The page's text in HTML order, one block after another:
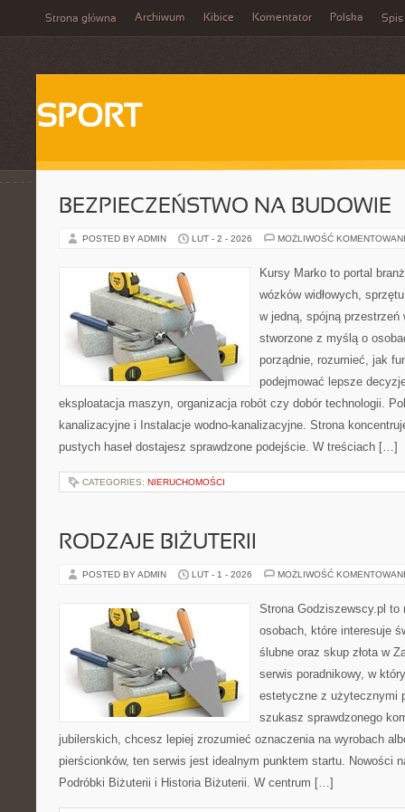
Strona główna Archiwum Kibice Komentator Polska Spis
SPORT
BEZPIECZEŃSTWO NA BUDOWIE
POSTED BY ADMIN LUT - 2 - 2026 MOŻLIWOŚĆ
Kursy Marko to portal
wózków widłowych,
w jedną, spójną przestrzeń
stworzone z myślą o
porządnie, rozumieć, jak
podejmować lepsze
eksploatacja maszyn, organizacja robót czy dobór technologii.
kanalizacyjne i Instalacje wodno-kanalizacyjne. Strona
pustych haseł dostajesz sprawdzone podejście. W treściach […]
CATEGORIES: NIERUCHOMOŚCI
RODZAJE BIŻUTERII
POSTED BY ADMIN LUT - 1 - 2026 MOŻLIWOŚĆ
Strona Godziszewscy.pl
osobach, które interesuje
ślubne oraz skup złota w
serwis poradnikowy, w
estetyczne z użytecznymi
szukasz sprawdzonego
jubilerskich, chcesz lepiej zrozumieć oznaczenia na wyrobach
pierścionków, ten serwis jest idealnym punktem startu. Nowości
Podróbki Biżuterii i Historia Biżuterii. W centrum […]